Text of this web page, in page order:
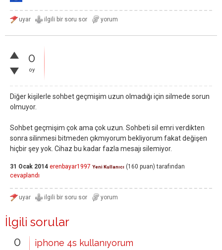
0
oy
Diğer kişilerle sohbet geçmişim uzun olmadığı için silmede sorun
olmuyor.
Sohbet geçmişim çok ama çok uzun. Sohbeti sil emri verdikten
sonra silinmesi bitmeden çıkmıyorum bekliyorum fakat değişen
hiçbir şey yok. Cihaz bu kadar fazla mesajı silemiyor.
31 Ocak 2014 erenbayar1997 Yeni Kullanıcı (160 puan) tarafından
cevaplandı
İlgili sorular
0
iphone 4s kullanıyorum